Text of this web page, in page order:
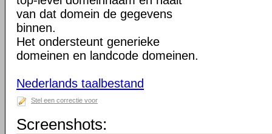
van dat domein de gegevens
binnen.
Het ondersteunt generieke
domeinen en landcode domeinen.
Nederlands taalbestand
Stel een correctie voor
Screenshots: